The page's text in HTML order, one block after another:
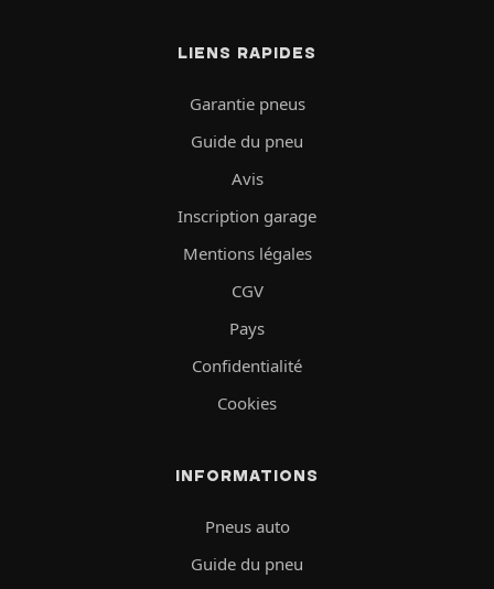
LIENS RAPIDES
Garantie pneus
Guide du pneu
Avis
Inscription garage
Mentions légales
CGV
Pays
Confidentialité
Cookies
INFORMATIONS
Pneus auto
Guide du pneu